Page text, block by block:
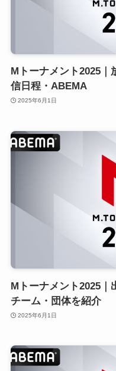
Mトーナメント2025｜
信日程・ABEMA
2025年6月1日
Mトーナメント2025｜
チーム・団体を紹介
2025年6月1日